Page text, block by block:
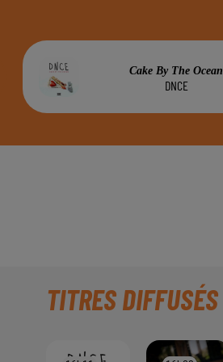
Cake By The Ocean
DNCE
TITRES DIFFUSÉS